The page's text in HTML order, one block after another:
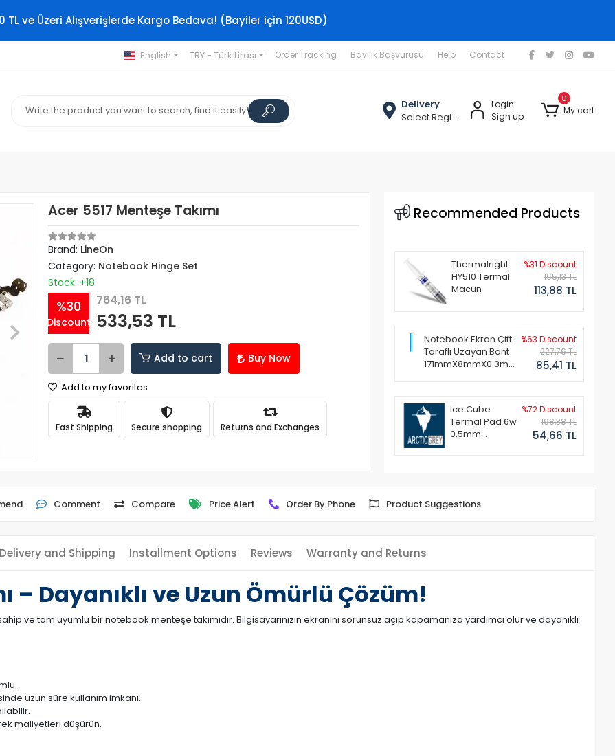
TL ve Üzeri Alışverişlerde Kargo Bedava! (Bayiler için 120USD)
English TRY - Türk Lirası Order Tracking Bayilik Başvurusu Help Contact
Delivery
Select Region
Login
Sign up
0
My cart
Acer 5517 Menteşe Takımı
Brand: LineOn
Category: Notebook Hinge Set
Stock: +18
%30
Discount
764,16 TL
533,53 TL
Add to cart Buy Now
Add to my favorites
Fast Shipping Secure shopping Returns and Exchanges
Recommended Products
Thermalright
HY510 Termal
Macun
%31 Discount
165,13 TL
113,88 TL
Notebook Ekran Çift
Taraflı Uzayan Bant
171mmX8mmX0.3mm
%63 Discount
227,76 TL
85,41 TL
Ice Cube
Termal Pad 6w
0.5mm
%72 Discount
198,38 TL
54,66 TL
Comment Compare Price Alert Order By Phone Product Suggestions
Delivery and Shipping Installment Options Reviews Warranty and Returns
– Dayanıklı ve Uzun Ömürlü Çözüm!
ve tam uyumlu bir notebook menteşe takımıdır. Bilgisayarınızın ekranını sorunsuz açıp kapamanıza yardımcı olur ve dayanıklı
uzun süre kullanım imkanı.
maliyetleri düşürün.